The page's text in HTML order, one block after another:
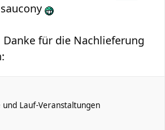
Danke für die Nachlieferung
Lauf-Veranstaltungen